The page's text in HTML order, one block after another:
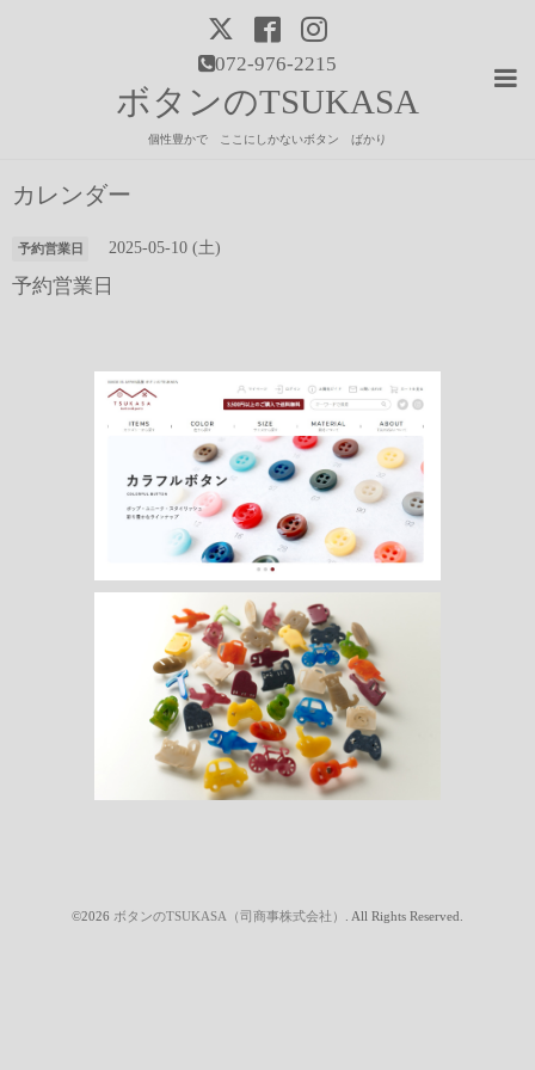
072-976-2215
ボタンのTSUKASA
個性豊かで ここにしかないボタン ばかり
カレンダー
予約営業日 2025-05-10 (土)
予約営業日
©2026 ボタンのTSUKASA（司商事株式会社） . All Rights Reserved.